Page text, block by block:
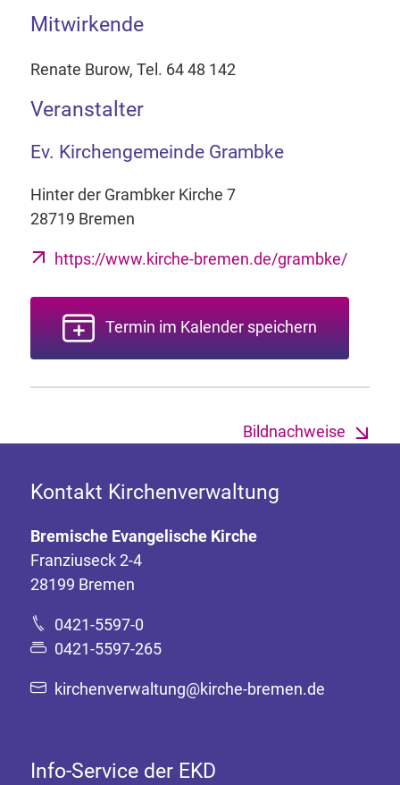
Mitwirkende
Renate Burow, Tel. 64 48 142
Veranstalter
Ev. Kirchengemeinde Grambke
Hinter der Grambker Kirche 7
28719 Bremen
https://www.kirche-bremen.de/grambke/
Termin im Kalender speichern
Bildnachweise
Kontakt Kirchenverwaltung
Bremische Evangelische Kirche
Franziuseck 2-4
28199 Bremen
0421-5597-0
0421-5597-265
kirchenverwaltung@kirche-bremen.de
Info-Service der EKD